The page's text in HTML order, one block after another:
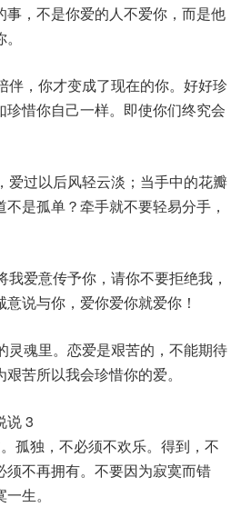
事，不是你爱的人不爱你，而是他
伴，你才变成了现在的你。好好珍
惜你自己一样。即使你们终究会
爱过以后风轻云淡；当手中的花瓣
是孤单？牵手就不要轻易分手，
爱意传予你，请你不要拒绝我，
说与你，爱你爱你就爱你！
灵魂里。恋爱是艰苦的，不能期待
苦所以我会珍惜你的爱。
说 3
孤独，不必须不欢乐。得到，不
须不再拥有。不要因为寂寞而错
生。